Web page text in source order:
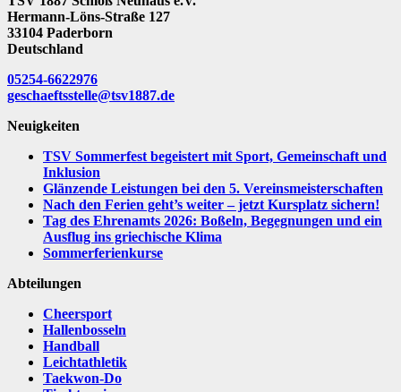
Hermann-Löns-Straße 127
33104 Paderborn
Deutschland
05254-6622976
geschaeftsstelle@tsv1887.de
Neuigkeiten
TSV Sommerfest begeistert mit Sport, Gemeinschaft und
Inklusion
Glänzende Leistungen bei den 5. Vereinsmeisterschaften
Nach den Ferien geht’s weiter – jetzt Kursplatz sichern!
Tag des Ehrenamts 2026: Boßeln, Begegnungen und ein
Ausflug ins griechische Klima
Sommerferienkurse
Abteilungen
Cheersport
Hallenbosseln
Handball
Leichtathletik
Taekwon-Do